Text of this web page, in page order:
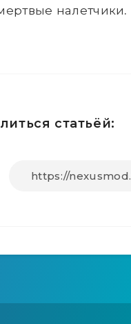
налетчики.
статьёй: